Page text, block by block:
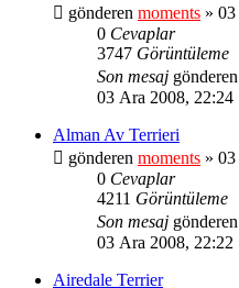
gönderen moments »
0 Cevaplar
3747 Görüntüleme
Son mesaj gönderen
03 Ara 2008, 22:24
Alman Av Terrieri
gönderen moments »
0 Cevaplar
4211 Görüntüleme
Son mesaj gönderen
03 Ara 2008, 22:22
Airedale Terrier